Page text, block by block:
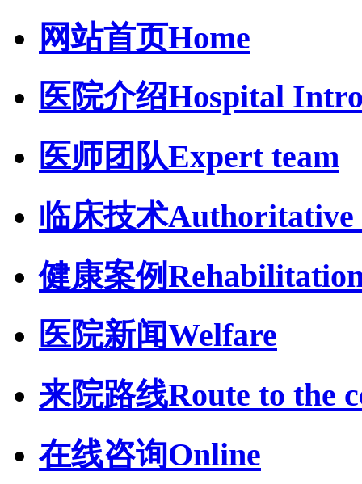
网站首页Home
医院介绍Hospital
医师团队Expert team
临床技术Authoritative
健康案例
医院新闻Welfare
来院路线Route to the
在线咨询Online